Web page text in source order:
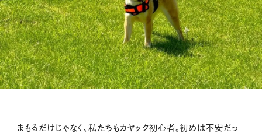
まもるだけじゃなく、私たちもカヤック初心者。初めは不安だっ